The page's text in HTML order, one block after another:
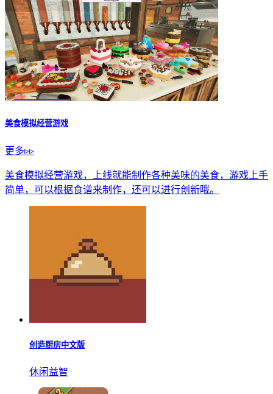
美食模拟经营游戏
更多▹▹
美食模拟经营游戏，上线就能制作各种美味的美食，游戏上手
简单，可以根据食谱来制作，还可以进行创新哦。
创造厨房中文版
休闲益智